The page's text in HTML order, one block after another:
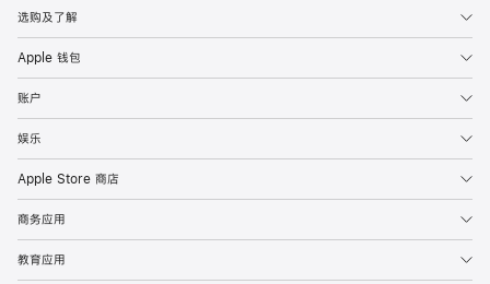
选购及了解
Apple 钱包
账户
娱乐
Apple Store 商店
商务应用
教育应用